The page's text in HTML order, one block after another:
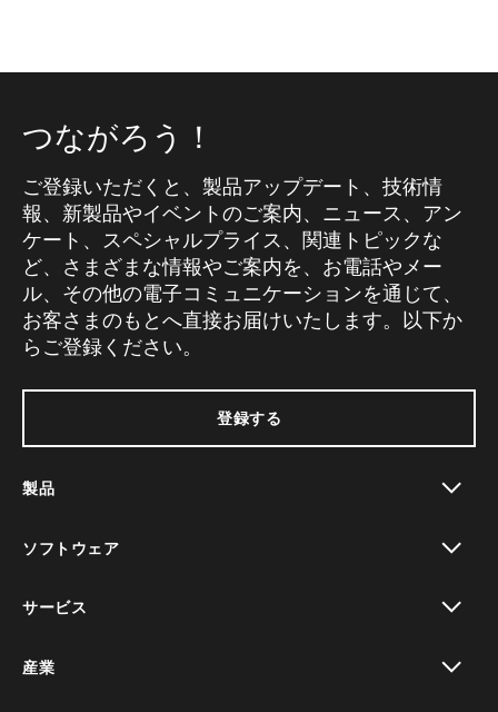
つながろう！
ご登録いただくと、製品アップデート、技術情
報、新製品やイベントのご案内、ニュース、アン
ケート、スペシャルプライス、関連トピックな
ど、さまざまな情報やご案内を、お電話やメー
ル、その他の電子コミュニケーションを通じて、
お客さまのもとへ直接お届けいたします。以下か
らご登録ください。
登録する
製品
ソフトウェア
サービス
産業